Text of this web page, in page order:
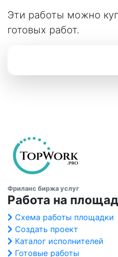
Эти работы можно
готовых работ.
Фриланс биржа услуг
Работа на
Схема работы площадки
Создать проект
Каталог исполнителей
Готовые работы